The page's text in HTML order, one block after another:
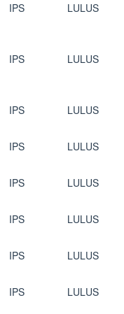
IPS LULUS
IPS LULUS
IPS LULUS
IPS LULUS
IPS LULUS
IPS LULUS
IPS LULUS
IPS LULUS